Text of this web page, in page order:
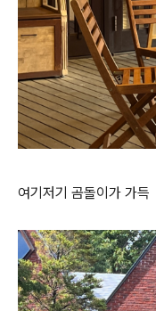
여기저기 곰돌이가 가득